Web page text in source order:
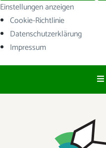
Einstellungen anzeigen
Cookie-Richtlinie
Datenschutzerklärung
Impressum